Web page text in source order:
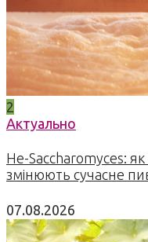
2
Актуально
Не-Saccharomyces: як
змінюють сучасне
07.08.2026